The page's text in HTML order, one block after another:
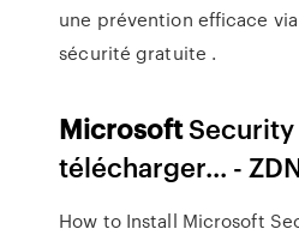
une prévention efficace
sécurité gratuite .
MicrosoftSecurity
télécharger... -
How to Install Microsoft